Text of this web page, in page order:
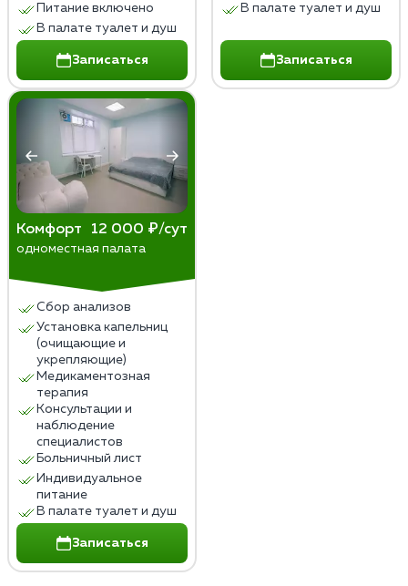
Питание включено
В палате туалет и душ
Записаться
В палате туалет и душ
Записаться
Комфорт 12 000 ₽/сут
одноместная палата
Сбор анализов
Установка капельниц
(очищающие и
укрепляющие)
Медикаментозная
терапия
Консультации и
наблюдение
специалистов
Больничный лист
Индивидуальное
питание
В палате туалет и душ
Записаться